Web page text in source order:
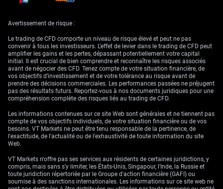
De l’autre côté de l’Atlantique, nous anticipons que la BCE poursuivra
son cycle d’assouplissement. Les dernières données PMI manufacturier
de la zone euro se sont établies à un décevant 48,2, signalant une
contraction de l’activité et donnant à la BCE davantage de raisons de
réduire encore ses taux. Cette divergence de politique monétaire avec la
Fed constitue un facteur clé de pression sur l’EUR/USD.
Au vu de ces perspectives, nous envisageons des stratégies qui profitent
d’un repli de l’EUR/USD, ou à tout le moins d’un potentiel de hausse
limité. L’achat d’options de vente (puts) sur l’euro peut constituer un
moyen efficace de se positionner en vue d’un mouvement vers le niveau
de 1,0600 dans les prochaines semaines. La hausse du risque
géopolitique a également accru la volatilité implicite, rendant les options
utiles pour encadrer le risque dans ce marché incertain.
Avertissement de risque :
Le trading de CFD comporte un niveau de risque élevé et peut ne pas
convenir à tous les investisseurs. L'effet de levier dans le trading de CFD peut
amplifier les gains et les pertes, dépassant potentiellement votre capital
initial. Il est crucial de bien comprendre et reconnaître les risques associés
avant de négocier des CFD. Tenez compte de votre situation financière, de
vos objectifs d’investissement et de votre tolérance au risque avant de
prendre des décisions commerciales. Les performances passées ne préjugent
pas des résultats futurs. Reportez-vous à nos documents juridiques pour une
compréhension complète des risques liés au trading de CFD.
Les informations contenues sur ce site Web sont générales et ne tiennent pas
compte de vos objectifs individuels, de votre situation financière ou de vos
besoins. VT Markets ne peut être tenu responsable de la pertinence, de
l'exactitude, de l'actualité ou de l'exhaustivité de toute information du site
Web.
VT Markets n'offre pas ses services aux résidents de certaines juridictions, y
compris, mais sans s'y limiter, les États-Unis, Singapour, l'Inde, la Russie et
toute juridiction répertoriée par le Groupe d'action financière (GAFI) ou
soumise à des sanctions internationales. Les informations sur ce site web ne